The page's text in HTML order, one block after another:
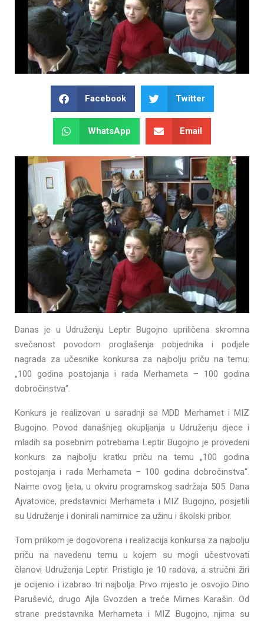
Facebook Twitter
WhatsApp Email
Danas je u Udruženju Leptir Bugojno upriličena skromna
svečanost povodom proglašenja pobjednika i podjele
nagrada za učesnike konkursa za najbolju priču na temu:
„100 godina postojanja i rada Merhameta – 100 godina
dobročinstva“.
Konkurs je realizovan u saradnji sa MDD Merhamet i MIZ
Bugojno. Povod današnjeg okupljanja u Udruženju djece i
mladih sa posebnim potrebama Leptir Bugojno je provedeni
konkurs za najbolju kratku priču na temu „100 godina
postojanja i rada Merhameta – 100 godina dobročinstva“.
Naime ovog ljeta, u okviru programskog sadržaja 505. Dana
Ajvatovice, predstavnici Merhameta i MIZ Bugojno, posjetili
su Udruženje i donirali namirnice za užinu i školski pribor.
Tom prilikom je dogovorena i realizacija konkursa za najbolju
priču na navedenu temu u kojem su mogli učestvovati
članovi Udruženja Leptir. Pristiglo je 10 radova, a stručni žiri
je ocijenio i izabrao tri najbolja. Prvo mjesto je osvojio Dino
Parušević, drugo Ajla Gvozden a treće Mirnes Karašin. Od
strane predstavnika Merhameta i MIZ Bugojno, njima su